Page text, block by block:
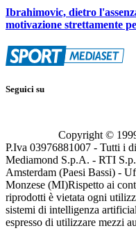
Ibrahimovic, dietro
motivazione strettamente
Seguici su
Copyright ©
P.Iva 03976881007 - Tutti i
Mediamond S.p.A. - RTI
Amsterdam (Paesi Bassi) -
Monzese (MI)Rispetto ai
riprodotti è vietata ogni
sistemi di intelligenza
espresso di utilizzare mezzi